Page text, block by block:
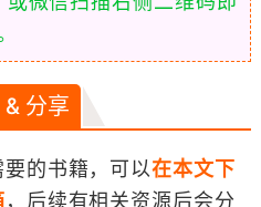
& 分享
的书籍，可以在本文下
，后续有相关资源后会分